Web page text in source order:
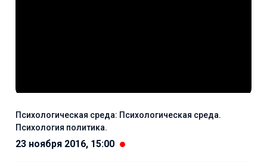
Психологическая среда: Психологическая среда.
Психология политика.
23 ноября 2016, 15:00